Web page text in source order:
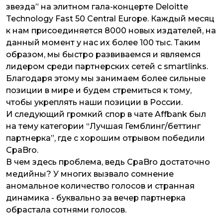
звезда” на элитном гала-концерте Deloitte
Technology Fast 50 Central Europe. Каждый месяц
к нам присоединяется 8000 новых издателей, на
данный момент у нас их более 100 тыс. Таким
образом, мы быстро развиваемся и являемся
лидером среди партнерских сетей с smartlinks.
Благодаря этому мы занимаем более сильные
позиции в мире и будем стремиться к тому,
чтобы укреплять наши позиции в России.
И следующий громкий спор в чате Affbank был
на тему категории “Лучшая Гемблинг/беттинг
партнерка”, где с хорошим отрывом победили
CpaBro.
В чем здесь проблема, ведь CpaBro достаточно
медийны? У многих вызвало сомнение
аномальное количество голосов и странная
динамика - буквально за вечер партнерка
обрастала сотнями голосов.